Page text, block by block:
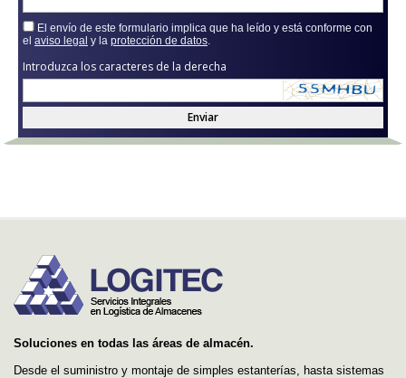
El envío de este formulario implica que ha leído y está conforme con
el aviso legal y la protección de datos
Introduzca los caracteres de la derecha
Enviar
Soluciones en todas las áreas de almacén.
Desde el suministro y montaje de simples estanterías, hasta sistemas